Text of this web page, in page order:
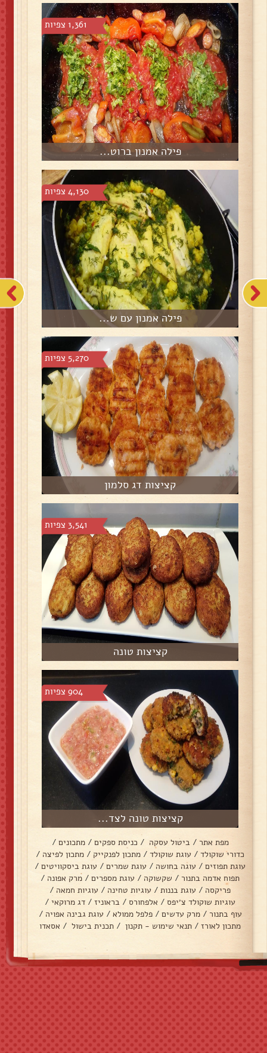
1,361 צפיות
פילה אמנון ברוט...
4,130 צפיות
פילה אמנון עם ש...
5,270 צפיות
קציצות דג סלמון
3,541 צפיות
קציצות טונה
904 צפיות
קציצות טונה לצד...
מפת אתר / ביטול עסקה / כניסת ספקים / מתכונים /
כדורי שוקולד / עוגת שוקולד / מתכון לפנקייק / מתכון לפיצה /
עוגת תפוזים / עוגה בחושה / עוגת שמרים / עוגת ביסקוויטים /
תפוח אדמה בתנור / שקשוקה / עוגת מספרים / מרק אפונה /
פריקסה / עוגת בננות / עוגיות טחינה / עוגיות חמאה /
עוגיות שוקולד צ׳יפס / אלפחורס / בראוניז / דג מרוקאי /
עוף בתנור / מרק עדשים / פלפל ממולא / עוגת גבינה אפויה /
מתכון לאורז / תנאי שימוש - תקנון / תכנית בישול / אסאדו